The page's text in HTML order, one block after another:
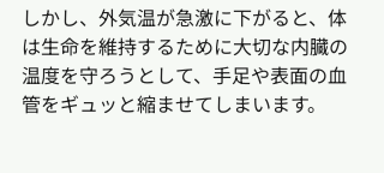
しかし、外気温が急激に下がると、体
は生命を維持するために大切な内臓の
温度を守ろうとして、手足や表面の血
管をギュッと縮ませてしまいます。